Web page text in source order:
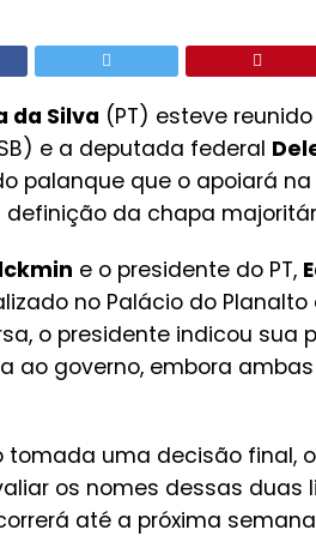
da Silva (PT) esteve
e a deputada federal
palanque que o apoiará
da chapa
e o presidente do PT,
no Palácio do
o presidente indicou sua
ao governo, embora
uma decisão final,
os nomes dessas duas
até a próxima